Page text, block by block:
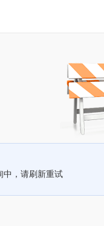
中，请刷新重试